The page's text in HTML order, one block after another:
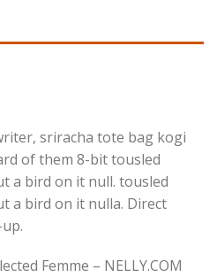
sriracha tote bag kogi
of them 8-bit tousled
a bird on it null. tousled
a bird on it nulla. Direct
Femme – NELLY.COM